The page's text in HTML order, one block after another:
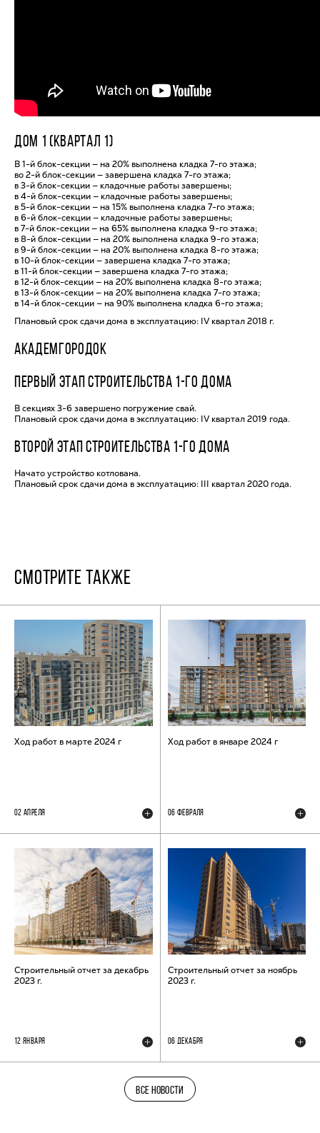
ДОМ 1 (КВАРТАЛ 1)
В 1-й блок-секции — на 20% выполнена кладка 7-го этажа;
во 2-й блок-секции — завершена кладка 7-го этажа;
в 3-й блок-секции — кладочные работы завершены;
в 4-й блок-секции — кладочные работы завершены;
в 5-й блок-секции — на 15% выполнена кладка 7-го этажа;
в 6-й блок-секции — кладочные работы завершены;
в 7-й блок-секции — на 65% выполнена кладка 9-го этажа;
в 8-й блок-секции — на 20% выполнена кладка 9-го этажа;
в 9-й блок-секции — на 20% выполнена кладка 8-го этажа;
в 10-й блок-секции — завершена кладка 7-го этажа;
в 11-й блок-секции — завершена кладка 7-го этажа;
в 12-й блок-секции — на 20% выполнена кладка 8-го этажа;
в 13-й блок-секции — на 20% выполнена кладка 7-го этажа;
в 14-й блок-секции — на 90% выполнена кладка 6-го этажа;
Плановый срок сдачи дома в эксплуатацию: IV квартал 2018 г.
АКАДЕМГОРОДОК
ПЕРВЫЙ ЭТАП СТРОИТЕЛЬСТВА 1-ГО ДОМА
В секциях 3-6 завершено погружение свай.
Плановый срок сдачи дома в эксплуатацию: IV квартал 2019 года.
ВТОРОЙ ЭТАП СТРОИТЕЛЬСТВА 1-ГО ДОМА
Начато устройство котлована.
Плановый срок сдачи дома в эксплуатацию: III квартал 2020 года.
СМОТРИТЕ ТАКЖЕ
Ход работ в марте 2024 г
02 АПРЕЛЯ
Ход работ в январе 2024 г
06 ФЕВРАЛЯ
Строительный отчет за декабрь
2023 г.
12 ЯНВАРЯ
Строительный отчет за ноябрь
2023 г.
06 ДЕКАБРЯ
ВСЕ НОВОСТИ